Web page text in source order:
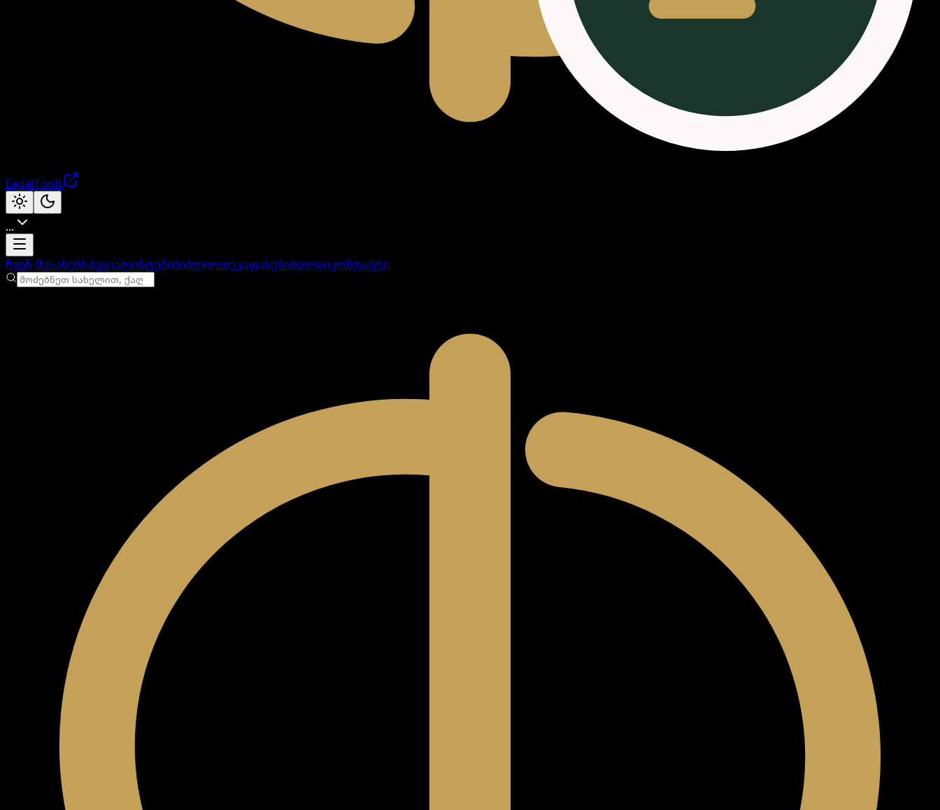
LegalTools
...
ანგარიში იტვირთება
ჩვენ შესახებსპეციალისტებიბიბლიოთეკაფასებიბლოგიკონტაქტი